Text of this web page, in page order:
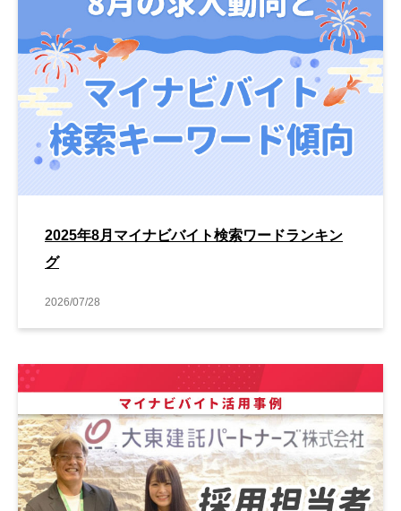
2025年8月マイナビバイト検索ワードランキン
グ
2026/07/28